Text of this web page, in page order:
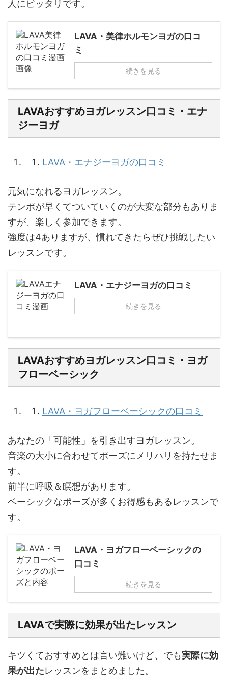
人にピッタリです。
LAVA・美律ホルモンヨガの口コ
ミ
続きを見る
LAVAおすすめヨガレッスン口コミ・エナ
ジーヨガ
LAVA・エナジーヨガの口コミ
元気になれるヨガレッスン。
テンポが早くてついていくのが大変な部分もありま
すが、楽しく参加できます。
強度は4ありますが、慣れてきたらぜひ挑戦したい
レッスンです。
LAVA・エナジーヨガの口コミ
続きを見る
LAVAおすすめヨガレッスン口コミ・ヨガ
フローベーシック
LAVA・ヨガフローベーシックの口コミ
あなたの「可能性」を引き出すヨガレッスン。
音楽の大小に合わせてポーズにメリハリを持たせま
す。
前半に呼吸＆瞑想があります。
ベーシックなポーズが多くお得感もあるレッスンで
す。
LAVA・ヨガフローベーシックの
口コミ
続きを見る
LAVAで実際に効果が出たレッスン
キツくておすすめとは言い難いけど、でも実際に効
果が出たレッスンをまとめました。